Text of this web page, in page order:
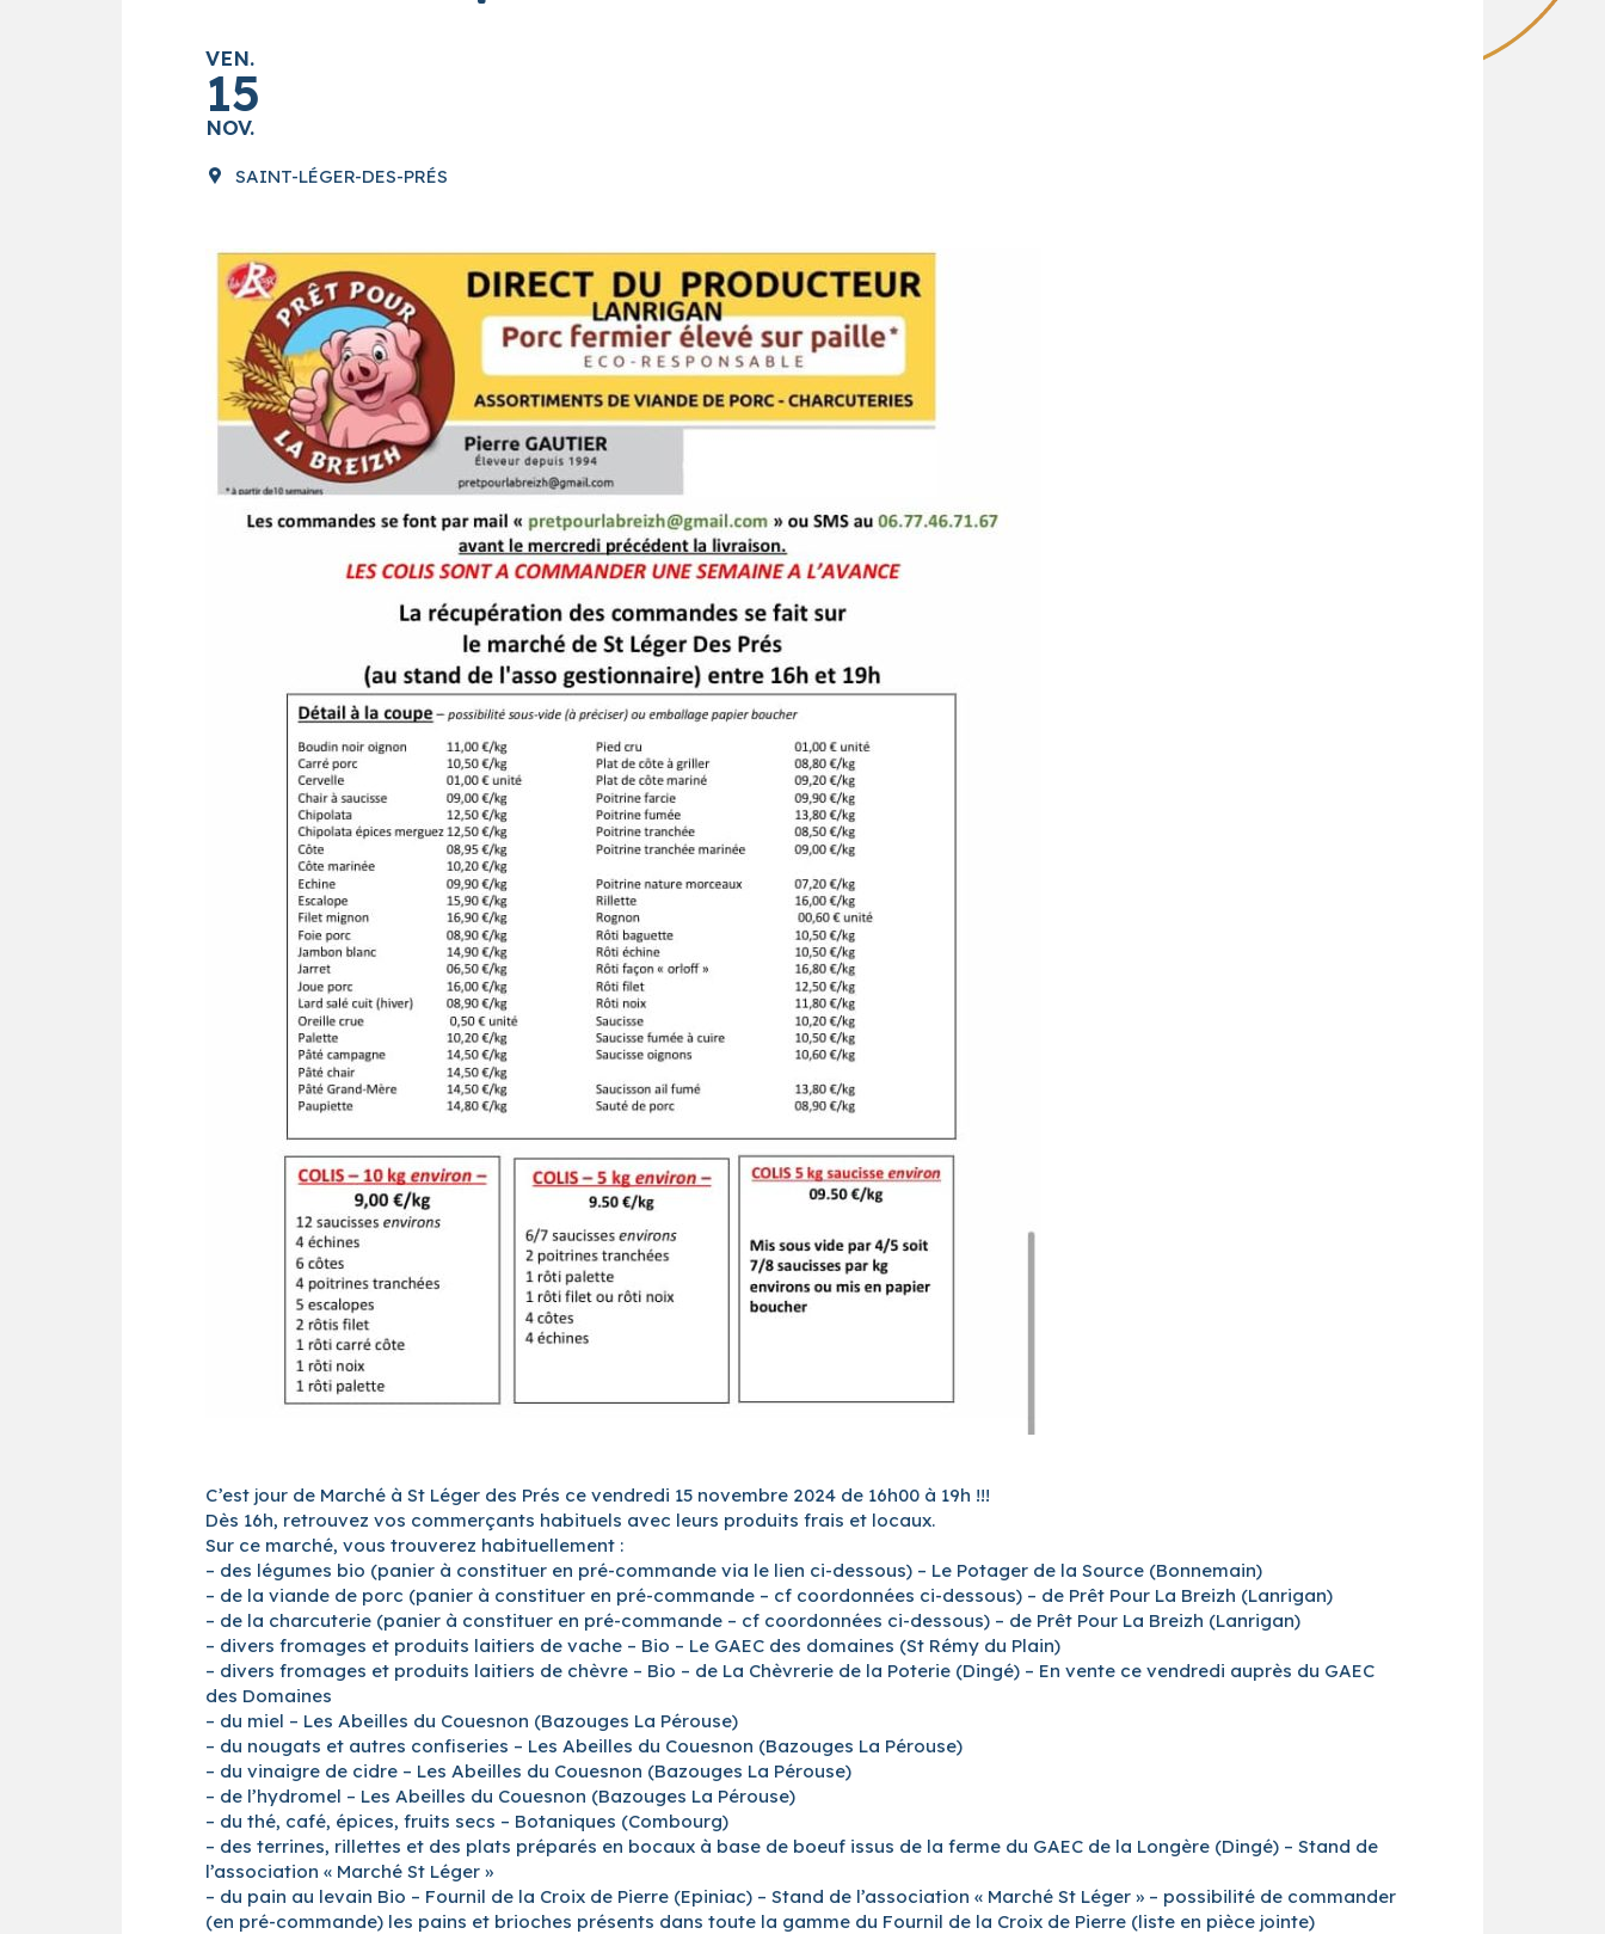
VEN.
15
NOV.
SAINT-LÉGER-DES-PRÉS
C’est jour de Marché à St Léger des Prés ce vendredi 15 novembre 2024 de 16h00 à 19h !!!
Dès 16h, retrouvez vos commerçants habituels avec leurs produits frais et locaux.
Sur ce marché, vous trouverez habituellement :
– des légumes bio (panier à constituer en pré-commande via le lien ci-dessous) – Le Potager de la Source (Bonnemain)
– de la viande de porc (panier à constituer en pré-commande – cf coordonnées ci-dessous) – de Prêt Pour La Breizh (Lanrigan)
– de la charcuterie (panier à constituer en pré-commande – cf coordonnées ci-dessous) – de Prêt Pour La Breizh (Lanrigan)
– divers fromages et produits laitiers de vache – Bio – Le GAEC des domaines (St Rémy du Plain)
– divers fromages et produits laitiers de chèvre – Bio – de La Chèvrerie de la Poterie (Dingé) – En vente ce vendredi auprès du GAEC
des Domaines
– du miel – Les Abeilles du Couesnon (Bazouges La Pérouse)
– du nougats et autres confiseries – Les Abeilles du Couesnon (Bazouges La Pérouse)
– du vinaigre de cidre – Les Abeilles du Couesnon (Bazouges La Pérouse)
– de l’hydromel – Les Abeilles du Couesnon (Bazouges La Pérouse)
– du thé, café, épices, fruits secs – Botaniques (Combourg)
– des terrines, rillettes et des plats préparés en bocaux à base de boeuf issus de la ferme du GAEC de la Longère (Dingé) – Stand de
l’association « Marché St Léger »
– du pain au levain Bio – Fournil de la Croix de Pierre (Epiniac) – Stand de l’association « Marché St Léger » – possibilité de commander
(en pré-commande) les pains et brioches présents dans toute la gamme du Fournil de la Croix de Pierre (liste en pièce jointe)